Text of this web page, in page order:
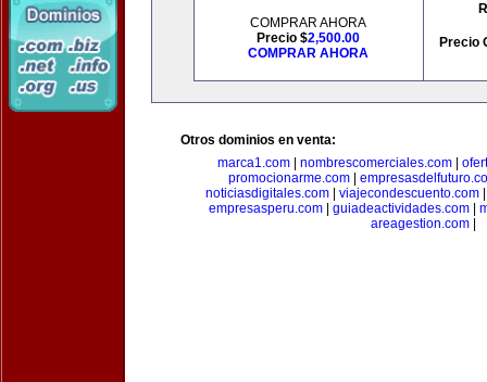
COMPRAR AHORA
Precio $2,500.00
COMPRAR AHORA
Precio
Otros dominios en venta:
marca1.com| nombrescomerciales.com|
promocionarme.com|
noticiasdigitales.com| viajecondescuento.com
empresasperu.com| guiadeactividades.com|
areagestion.com|